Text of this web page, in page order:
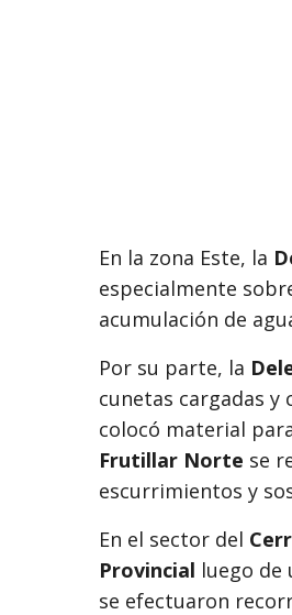
En la zona Este, la
especialmente
acumulación de
Por su parte, la
cunetas cargadas
colocó material
Frutillar Norte se
escurrimientos y
En el sector del
Provincial luego de
se efectuaron